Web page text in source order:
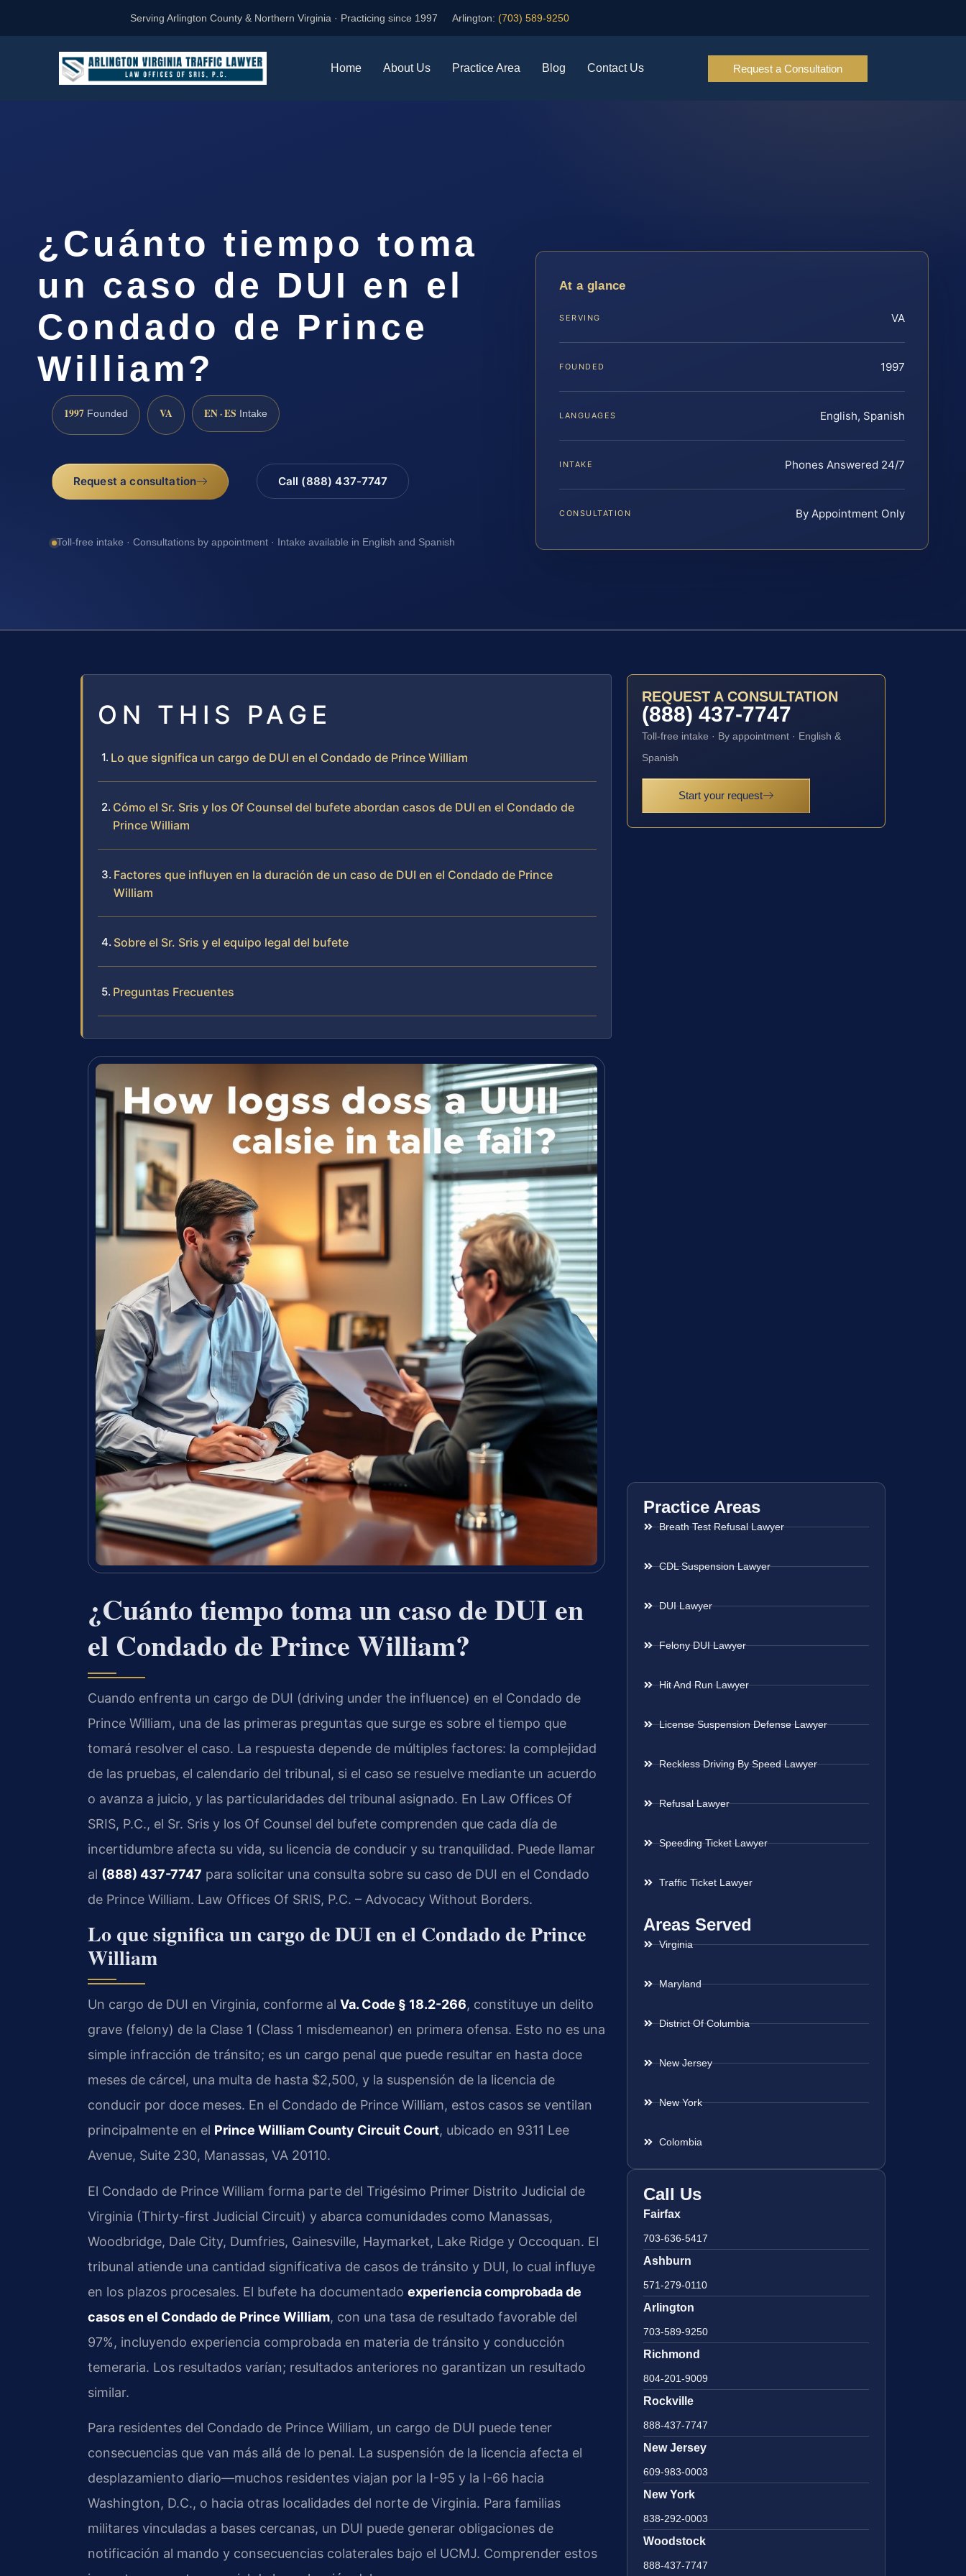
Serving Arlington County & Northern Virginia · Practicing since 1997 Arlington: (703) 589-9250
Home About Us Practice Area Blog Contact Us Request a Consultation
¿Cuánto tiempo toma
un caso de DUI en el
Condado de Prince
William?
1997 Founded VA EN · ES Intake
Request a consultation Call (888) 437-7747
Toll-free intake · Consultations by appointment · Intake available in English and Spanish
At a glance
SERVING VA
FOUNDED 1997
LANGUAGES English, Spanish
INTAKE Phones Answered 24/7
CONSULTATION By Appointment Only
ON THIS PAGE
Lo que significa un cargo de DUI en el Condado de Prince William
Cómo el Sr. Sris y los Of Counsel del bufete abordan casos de DUI en el Condado de
Prince William
Factores que influyen en la duración de un caso de DUI en el Condado de Prince
William
Sobre el Sr. Sris y el equipo legal del bufete
Preguntas Frecuentes
¿Cuánto tiempo toma un caso de DUI en
el Condado de Prince William?
Cuando enfrenta un cargo de DUI (driving under the influence) en el Condado de
Prince William, una de las primeras preguntas que surge es sobre el tiempo que
tomará resolver el caso. La respuesta depende de múltiples factores: la complejidad
de las pruebas, el calendario del tribunal, si el caso se resuelve mediante un acuerdo
o avanza a juicio, y las particularidades del tribunal asignado. En Law Offices Of
SRIS, P.C., el Sr. Sris y los Of Counsel del bufete comprenden que cada día de
incertidumbre afecta su vida, su licencia de conducir y su tranquilidad. Puede llamar
al (888) 437-7747 para solicitar una consulta sobre su caso de DUI en el Condado
de Prince William. Law Offices Of SRIS, P.C. – Advocacy Without Borders.
Lo que significa un cargo de DUI en el Condado de Prince
William
Un cargo de DUI en Virginia, conforme al Va. Code § 18.2-266, constituye un delito
grave (felony) de la Clase 1 (Class 1 misdemeanor) en primera ofensa. Esto no es una
simple infracción de tránsito; es un cargo penal que puede resultar en hasta doce
meses de cárcel, una multa de hasta $2,500, y la suspensión de la licencia de
conducir por doce meses. En el Condado de Prince William, estos casos se ventilan
principalmente en el Prince William County Circuit Court, ubicado en 9311 Lee
Avenue, Suite 230, Manassas, VA 20110.
El Condado de Prince William forma parte del Trigésimo Primer Distrito Judicial de
Virginia (Thirty-first Judicial Circuit) y abarca comunidades como Manassas,
Woodbridge, Dale City, Dumfries, Gainesville, Haymarket, Lake Ridge y Occoquan. El
tribunal atiende una cantidad significativa de casos de tránsito y DUI, lo cual influye
en los plazos procesales. El bufete ha documentado experiencia comprobada de
casos en el Condado de Prince William, con una tasa de resultado favorable del
97%, incluyendo experiencia comprobada en materia de tránsito y conducción
temeraria. Los resultados varían; resultados anteriores no garantizan un resultado
similar.
Para residentes del Condado de Prince William, un cargo de DUI puede tener
consecuencias que van más allá de lo penal. La suspensión de la licencia afecta el
desplazamiento diario—muchos residentes viajan por la I-95 y la I-66 hacia
Washington, D.C., o hacia otras localidades del norte de Virginia. Para familias
militares vinculadas a bases cercanas, un DUI puede generar obligaciones de
notificación al mando y consecuencias colaterales bajo el UCMJ. Comprender estos
REQUEST A CONSULTATION
(888) 437-7747
Toll-free intake · By appointment · English &
Spanish
Start your request
Practice Areas
Breath Test Refusal Lawyer
CDL Suspension Lawyer
DUI Lawyer
Felony DUI Lawyer
Hit And Run Lawyer
License Suspension Defense Lawyer
Reckless Driving By Speed Lawyer
Refusal Lawyer
Speeding Ticket Lawyer
Traffic Ticket Lawyer
Areas Served
Virginia
Maryland
District Of Columbia
New Jersey
New York
Colombia
Call Us
Fairfax
703-636-5417
Ashburn
571-279-0110
Arlington
703-589-9250
Richmond
804-201-9009
Rockville
888-437-7747
New Jersey
609-983-0003
New York
838-292-0003
Woodstock
888-437-7747